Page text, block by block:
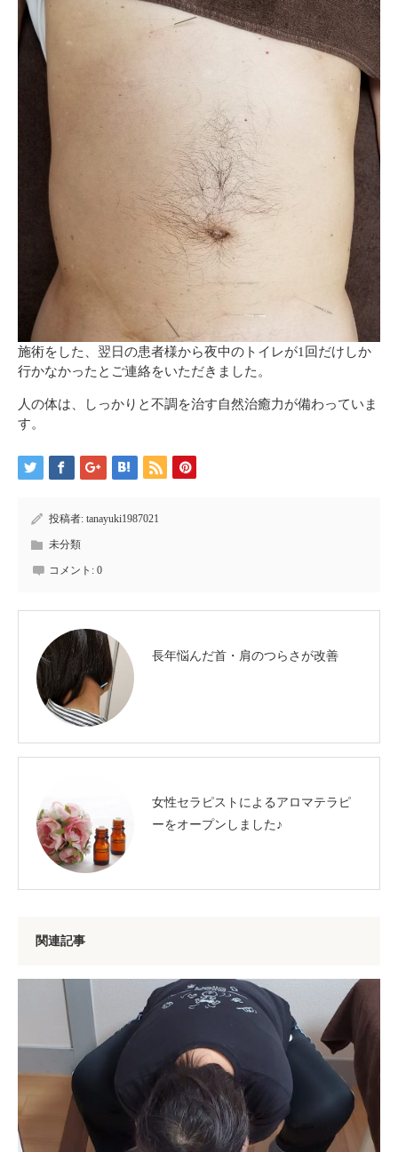
施術をした、翌日の患者様から夜中のトイレが1回だけしか
行かなかったとご連絡をいただきました。
人の体は、しっかりと不調を治す自然治癒力が備わっていま
す。
投稿者: tanayuki1987021
未分類
コメント: 0
長年悩んだ首・肩のつらさが改善
女性セラピストによるアロマテラピ
ーをオープンしました♪
関連記事